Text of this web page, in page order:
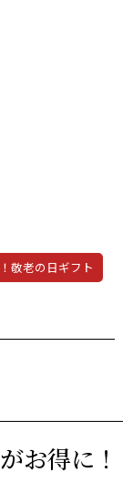
敬老の日ギフト
お得に！